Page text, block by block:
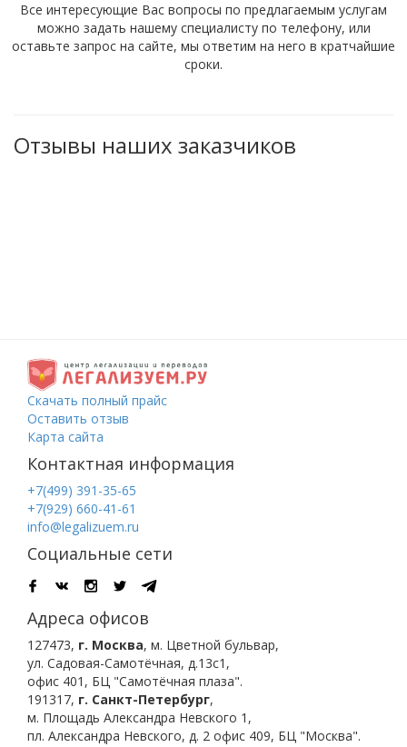
Все интересующие Вас вопросы по предлагаемым услугам
можно задать нашему специалисту по телефону, или
оставьте запрос на сайте, мы ответим на него в кратчайшие
сроки.
Отзывы наших заказчиков
Скачать полный прайс
Оставить отзыв
Карта сайта
Контактная информация
+7(499) 391-35-65
+7(929) 660-41-61
info@legalizuem.ru
Социальные сети
Адреса офисов
127473, г. Москва, м. Цветной бульвар,
ул. Садовая-Самотёчная, д.13с1,
офис 401, БЦ "Самотёчная плаза".
191317, г. Санкт-Петербург,
м. Площадь Александра Невского 1 ,
пл. Александра Невского, д. 2 офис 409, БЦ "Москва".